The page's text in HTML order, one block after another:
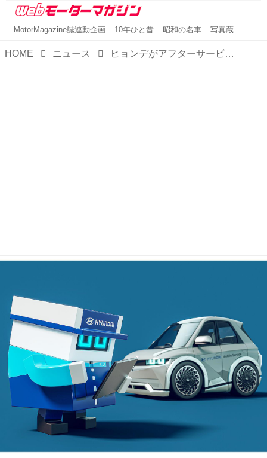
MotorMagazine誌連動企画 10年ひと昔 昭和の名車 写真蔵
HOME ニュース ヒョンデがアフターサービス専用のモバイルサービスカー、通称「ヒョンデ Qちゃん」を導入